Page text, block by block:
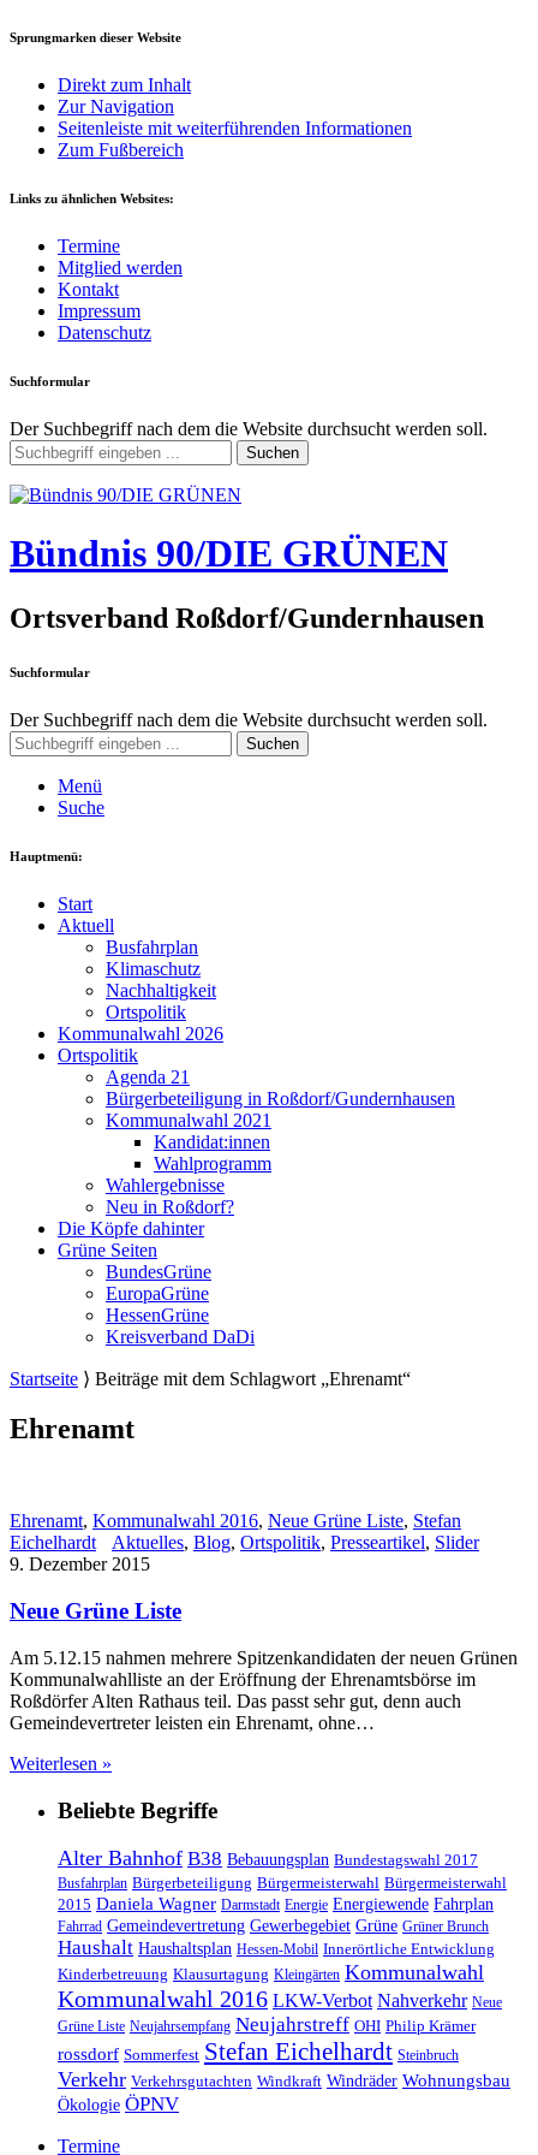
Sprungmarken dieser Website
Direkt zum Inhalt
Zur Navigation
Seitenleiste mit weiterführenden Informationen
Zum Fußbereich
Links zu ähnlichen Websites:
Termine
Mitglied werden
Kontakt
Impressum
Datenschutz
Suchformular
Der Suchbegriff nach dem die Website durchsucht werden soll.
Suchen
Bündnis 90/DIE GRÜNEN
Ortsverband Roßdorf/Gundernhausen
Suchformular
Der Suchbegriff nach dem die Website durchsucht werden soll.
Suchen
Menü
Suche
Hauptmenü:
Start
Aktuell
Busfahrplan
Klimaschutz
Nachhaltigkeit
Ortspolitik
Kommunalwahl 2026
Ortspolitik
Agenda 21
Bürgerbeteiligung in Roßdorf/Gundernhausen
Kommunalwahl 2021
Kandidat:innen
Wahlprogramm
Wahlergebnisse
Neu in Roßdorf?
Die Köpfe dahinter
Grüne Seiten
BundesGrüne
EuropaGrüne
HessenGrüne
Kreisverband DaDi
Startseite ⟩ Beiträge mit dem Schlagwort „Ehrenamt“
Ehrenamt
Ehrenamt, Kommunalwahl 2016, Neue Grüne Liste, Stefan
Eichelhardt
Aktuelles, Blog, Ortspolitik, Presseartikel, Slider
9. Dezember 2015
Neue Grüne Liste
Am 5.12.15 nahmen mehrere Spitzenkandidaten der neuen Grünen
Kommunalwahlliste an der Eröffnung der Ehrenamtsbörse im
Roßdörfer Alten Rathaus teil. Das passt sehr gut, denn auch
Gemeindevertreter leisten ein Ehrenamt, ohne…
Weiterlesen »
Beliebte Begriffe
Alter Bahnhof B38 Bebauungsplan Bundestagswahl 2017
Busfahrplan Bürgerbeteiligung Bürgermeisterwahl Bürgermeisterwahl
2015 Daniela Wagner Darmstadt Energie Energiewende Fahrplan
Fahrrad Gemeindevertretung Gewerbegebiet Grüne Grüner Brunch
Haushalt Haushaltsplan Hessen-Mobil Innerörtliche Entwicklung
Kinderbetreuung Klausurtagung Kleingärten Kommunalwahl
Kommunalwahl 2016 LKW-Verbot Nahverkehr Neue
Grüne Liste Neujahrsempfang Neujahrstreff OHI Philip Krämer
rossdorf Sommerfest Stefan Eichelhardt Steinbruch
Verkehr Verkehrsgutachten Windkraft Windräder Wohnungsbau
Ökologie ÖPNV
Termine